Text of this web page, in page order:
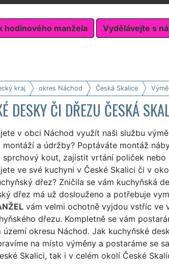
hodinového manžela Vydělávejte s
kraj okres Náchod Česká Skalice
DESKY ČI DŘEZU ČESKÁ
v obci Náchod využít naši službu
montáží a údržby? Poptáváte montáž
sprchový kout, zajistit vrtání poliček nebo
ve své kuchyni v České Skalici či v
dřez? Zničila se vám kuchyňská
dřez má už doslouženo a potřebuje
vám velmi ochotně vyjdou vstříc ve
dřezu. Kompletně se vám
okresu Náchod. Jak kuchyňské
na místo výměny a postaráme se
Skalici, tak i v celém okolí České